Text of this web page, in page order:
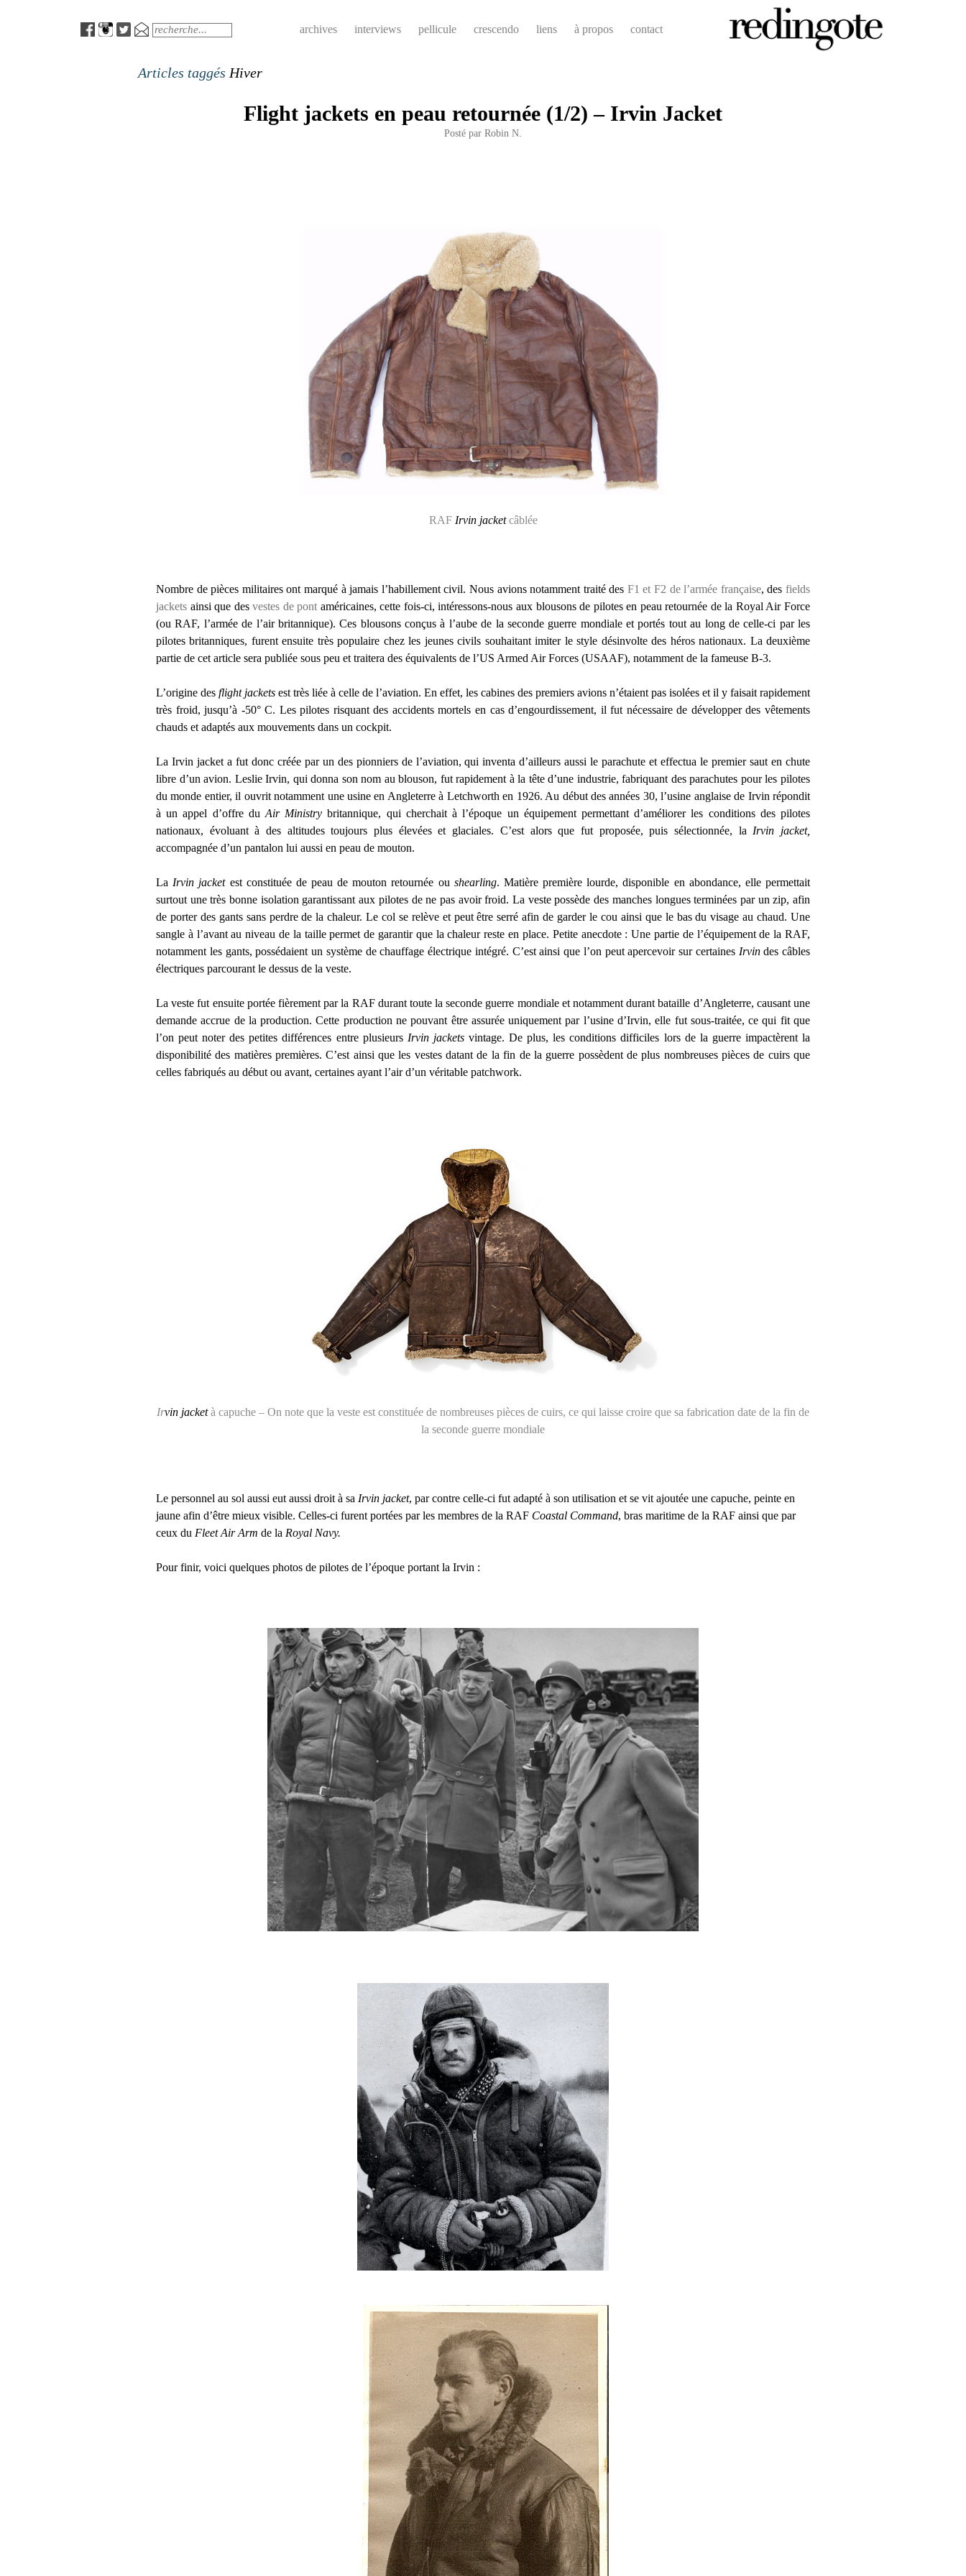
MenuSearch archives interviews pellicule crescendo liens à propos contact
Articles taggés Hiver
Flight jackets en peau retournée (1/2) – Irvin Jacket
Posté par Robin N.
RAF Irvin jacketcâblée
Nombre de pièces militaires ont marqué à jamais l’habillement civil. Nous avions notamment traité des F1 et F2 de l’armée française, desfields
jackets ainsi que desvestes de pont américaines, cette fois-ci, intéressons-nous aux blousons de pilotes en peau retournée de la Royal Air Force
(ou RAF, l’armée de l’air britannique). Ces blousons conçus à l’aube de la seconde guerre mondiale et portés tout au long de celle-ci par les
pilotes britanniques, furent ensuite très populaire chez les jeunes civils souhaitant imiter le style désinvolte des héros nationaux. La deuxième
partie de cet article sera publiée sous peu et traitera des équivalents de l’US Armed Air Forces (USAAF), notamment de la fameuse B-3.
L’origine des flight jackets est très liée à celle de l’aviation. En effet, les cabines des premiers avions n’étaient pas isolées et il y faisait rapidement
très froid, jusqu’à -50° C. Les pilotes risquant des accidents mortels en cas d’engourdissement, il fut nécessaire de développer des vêtements
chauds et adaptés aux mouvements dans un cockpit.
La Irvin jacket a fut donc créée par un des pionniers de l’aviation, qui inventa d’ailleurs aussi le parachute et effectua le premier saut en chute
libre d’un avion. Leslie Irvin, qui donna son nom au blouson, fut rapidement à la tête d’une industrie, fabriquant des parachutes pour les pilotes
du monde entier, il ouvrit notamment une usine en Angleterre à Letchworth en 1926. Au début des années 30, l’usine anglaise de Irvin répondit
à un appel d’offre duAir Ministry britannique, qui cherchait à l’époque un équipement permettant d’améliorer les conditions des pilotes
nationaux, évoluant à des altitudes toujours plus élevées et glaciales. C’est alors que fut proposée, puis sélectionnée, la Irvin jacket,
accompagnée d’un pantalon lui aussi en peau de mouton.
La Irvin jacketest constituée de peau de mouton retournée ou shearling. Matière première lourde, disponible en abondance, elle permettait
surtout une très bonne isolation garantissant aux pilotes de ne pas avoir froid. La veste possède des manches longues terminées par un zip, afin
de porter des gants sans perdre de la chaleur. Le col se relève et peut être serré afin de garder le cou ainsi que le bas du visage au chaud. Une
sangle à l’avant au niveau de la taille permet de garantir que la chaleur reste en place. Petite anecdote : Une partie de l’équipement de la RAF,
notamment les gants, possédaient un système de chauffage électrique intégré. C’est ainsi que l’on peut apercevoir sur certaines Irvindes câbles
électriques parcourant le dessus de la veste.
La veste fut ensuite portée fièrement par la RAF durant toute la seconde guerre mondiale et notamment durant bataille d’Angleterre, causant une
demande accrue de la production. Cette production ne pouvant être assurée uniquement par l’usine d’Irvin, elle fut sous-traitée, ce qui fit que
l’on peut noter des petites différences entre plusieurs Irvin jackets vintage. De plus, les conditions difficiles lors de la guerre impactèrent la
disponibilité des matières premières. C’est ainsi que les vestes datant de la fin de la guerre possèdent de plus nombreuses pièces de cuirs que
celles fabriqués au début ou avant, certaines ayant l’air d’un véritable patchwork.
Irvin jacketà capuche – On note que la veste est constituée de nombreuses pièces de cuirs, ce qui laisse croire que sa fabrication date de la fin de
la seconde guerre mondiale
Le personnel au sol aussi eut aussi droit à sa Irvin jacket, par contre celle-ci fut adapté à son utilisation et se vit ajoutée une capuche, peinte en
jaune afin d’être mieux visible. Celles-ci furent portées par les membres de la RAF Coastal Command, bras maritime de la RAF ainsi que par
ceux du Fleet Air Arm de la Royal Navy.
Pour finir, voici quelques photos de pilotes de l’époque portant la Irvin :